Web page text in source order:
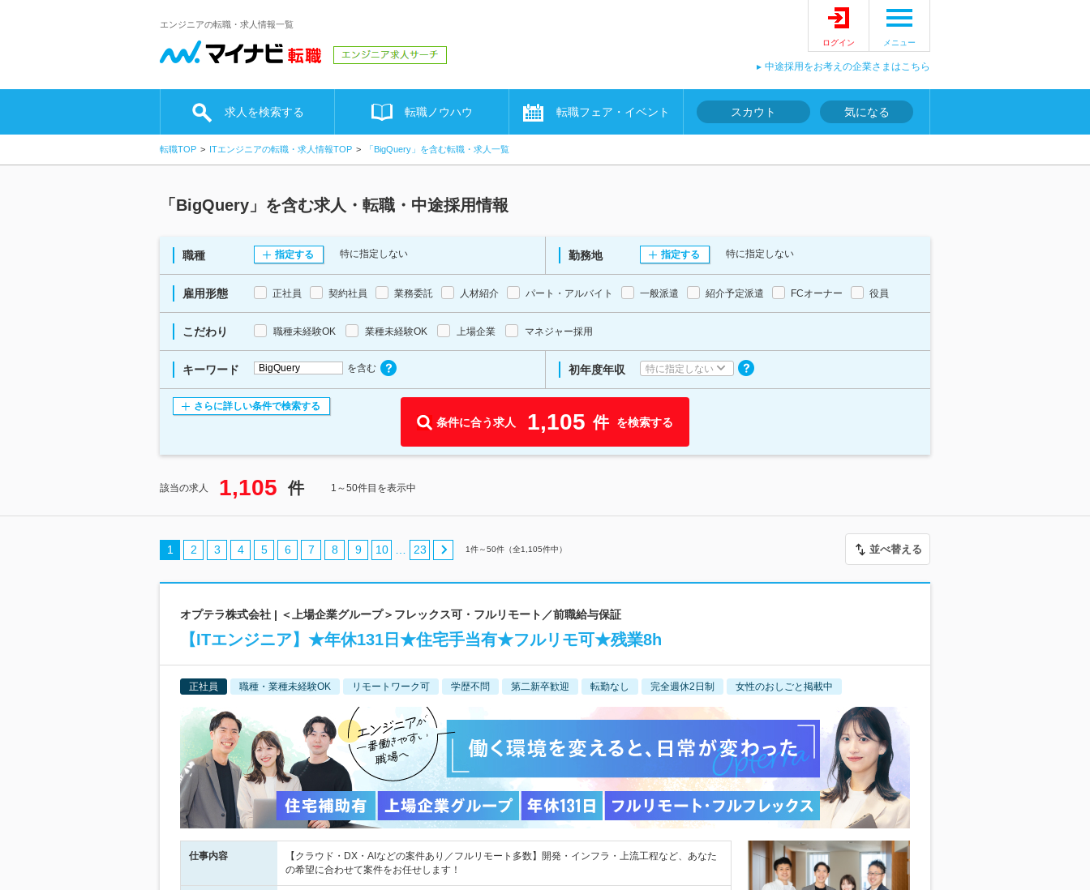
エンジニアの転職・求人情報一覧
ログイン メニュー
中途採用をお考えの企業さまはこちら
求人を検索する 転職ノウハウ 転職フェア・イベント スカウト 気になる
転職TOP ITエンジニアの転職・求人情報TOP 「BigQuery」を含む転職・求人一覧
「BigQuery」を含む求人・転職・中途採用情報
職種 指定する 特に指定しない 勤務地 指定する 特に指定しない
雇用形態 正社員 契約社員 業務委託 人材紹介 パート・アルバイト 一般派遣 紹介予定派遣 FCオーナー 役員
こだわり 職種未経験OK 業種未経験OK 上場企業 マネジャー採用
キーワード を含む 初年度年収 特に指定しない
さらに詳しい条件で検索する
条件に合う求人 1,105 件 を検索する
該当の求人 1,105 件 1～50件目を表示中
1 2 3 4 5 6 7 8 9 10 … 23 1件～50件（全1,105件中） 並べ替える
オプテラ株式会社 | ＜上場企業グループ＞フレックス可・フルリモート／前職給与保証
【ITエンジニア】★年休131日★住宅手当有★フルリモ可★残業8h
正社員 職種・業種未経験OK リモートワーク可 学歴不問 第二新卒歓迎 転勤なし 完全週休2日制 女性のおしごと掲載中
仕事内容
【クラウド・DX・AIなどの案件あり／フルリモート多数】開発・インフラ・上流工程など、あなた
の希望に合わせて案件をお任せします！